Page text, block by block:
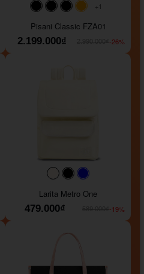
#000000#000000#000000
+1
Pisani Classic FZA01
2.199.000₫
-26%
#faf0e6#000000
Larita Metro One
479.000₫
-19%